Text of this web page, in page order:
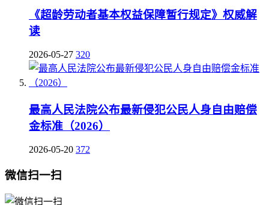
《超龄劳动者基本权益保障暂行规定》权威解
读
2026-05-27 320
最高人民法院公布最新侵犯公民人身自由赔偿
金标准（2026）
2026-05-20 372
微信扫一扫